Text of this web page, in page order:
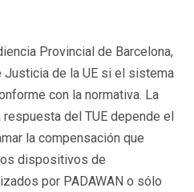
Provincial de Barcelona,
Justicia de la UE si el sistema
con la normativa. La
del TUE depende el
la compensación que
dispositivos de
por PADAWAN o sólo